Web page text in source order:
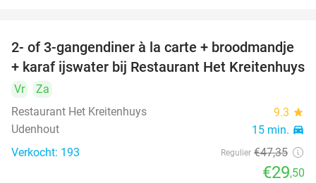
38%
2- of 3-gangendiner à la carte + broodmandje
+ karaf ijswater bij Restaurant Het Kreitenhuys
Vr
Za
Restaurant Het Kreitenhuys
9.3 star
Udenhout 15 min. directions_car
Verkocht: 193 Regulier €47,35
€29,50